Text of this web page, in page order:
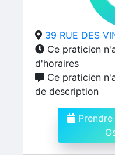
39 RUE DES
Ce praticien
d'horaires
Ce praticien
de description
Prendre